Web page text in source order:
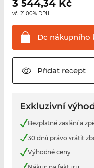
3 544,34Kč
vč. 21.00% DPH.
Do nákupního
Přidatrecept
Exkluzivní
Bezplatné zaslání a
30 dnů právo vrátit
Výhodné ceny
Nákup na fakturu